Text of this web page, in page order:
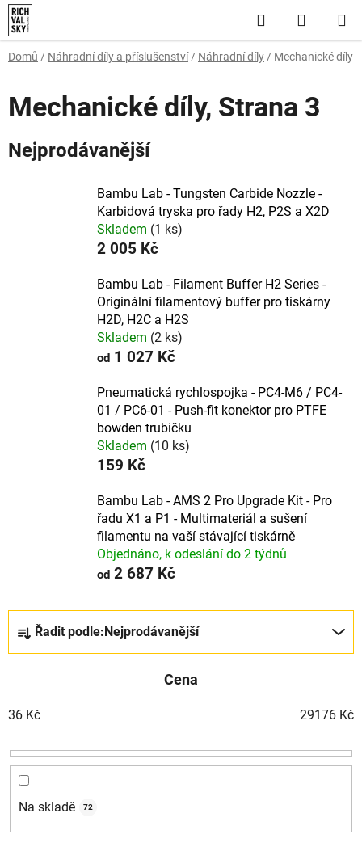
Přejít
na
obsah
Hledat
KOŠÍK
Domů / Náhradní díly a příslušenství / Náhradní díly / Mechanické díly
Mechanické díly, Strana 3
Nejprodávanější
Bambu Lab - Tungsten Carbide Nozzle -
Karbidová tryska pro řady H2, P2S a X2D
Skladem (1 ks)
2 005 Kč
Bambu Lab - Filament Buffer H2 Series -
Originální filamentový buffer pro tiskárny
H2D, H2C a H2S
Skladem (2 ks)
od 1 027 Kč
Pneumatická rychlospojka - PC4-M6 / PC4-
01 / PC6-01 - Push-fit konektor pro PTFE
bowden trubičku
Skladem (10 ks)
159 Kč
Bambu Lab - AMS 2 Pro Upgrade Kit - Pro
řadu X1 a P1 - Multimateriál a sušení
filamentu na vaší stávající tiskárně
Objednáno, k odeslání do 2 týdnů
od 2 687 Kč
n
í
p
r
u
Řadit podle: Nejprodávanější
Cena
36 Kč 29176 Kč
Na skladě 72